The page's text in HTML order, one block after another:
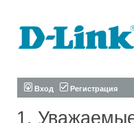
Вход Регистрация